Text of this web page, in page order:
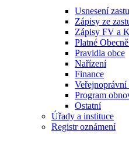
Usnesení
Zápisy ze
Zápisy FV a
Platné
Pravidla obce
Nařízení
Finance
Program
Ostatní
Úřady a instituce
Registr oznámení